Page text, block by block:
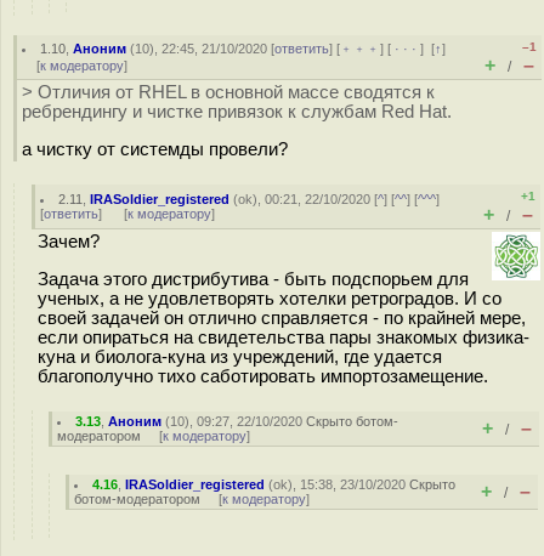
1.10 ,Аноним (10), 22:45, 21/10/2020 [ответить] [ ﹢﹢﹢] [ · · ·][↑]
[к модератору]
–1
+ / –
> Отличия от RHEL в основной массе сводятся к
ребрендингу и чистке привязок к службам Red Hat.
а чистку от системды провели?
2.11 ,IRASoldier_registered (ok), 00:21, 22/10/2020 [^] [^^] [^^^]
[ответить] [к модератору]
+1
+ / –
Зачем?
Задача этого дистрибутива - быть подспорьем для
ученых, а не удовлетворять хотелки ретроградов. И со
своей задачей он отлично справляется - по крайней мере,
если опираться на свидетельства пары знакомых физика-
куна и биолога-куна из учреждений, где удается
благополучно тихо саботировать импортозамещение.
3.13 ,Аноним (10), 09:27, 22/10/2020Скрыто ботом-
модератором [к модератору] + / –
4.16 ,IRASoldier_registered (ok), 15:38, 23/10/2020Скрыто
ботом-модератором [к модератору] + / –